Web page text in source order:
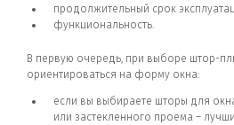
продолжительный срок
функциональность.
В первую очередь, при выборе штор-
ориентироваться на форму окна:
если вы выбираете шторы для
или застекленного проема –